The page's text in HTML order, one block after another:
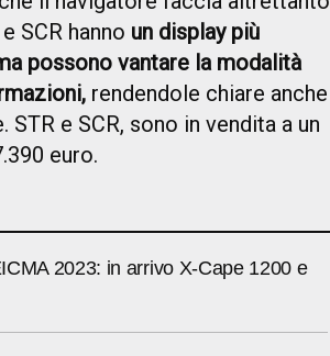
SCR hanno un display più
possono vantare la modalità
rendendole chiare anche
e SCR, sono in vendita a un
euro.
2023: in arrivo X-Cape 1200 e